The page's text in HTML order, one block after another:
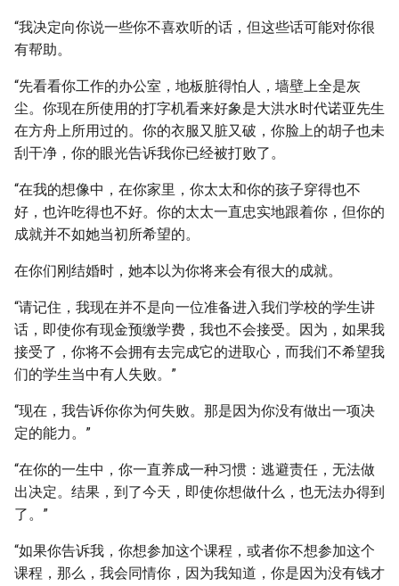
“我决定向你说一些你不喜欢听的话，但这些话可能对你很
有帮助。
“先看看你工作的办公室，地板脏得怕人，墙壁上全是灰
尘。你现在所使用的打字机看来好象是大洪水时代诺亚先生
在方舟上所用过的。你的衣服又脏又破，你脸上的胡子也未
刮干净，你的眼光告诉我你已经被打败了。
“在我的想像中，在你家里，你太太和你的孩子穿得也不
好，也许吃得也不好。你的太太一直忠实地跟着你，但你的
成就并不如她当初所希望的。
在你们刚结婚时，她本以为你将来会有很大的成就。
“请记住，我现在并不是向一位准备进入我们学校的学生讲
话，即使你有现金预缴学费，我也不会接受。因为，如果我
接受了，你将不会拥有去完成它的进取心，而我们不希望我
们的学生当中有人失败。”
“现在，我告诉你你为何失败。那是因为你没有做出一项决
定的能力。”
“在你的一生中，你一直养成一种习惯：逃避责任，无法做
出决定。结果，到了今天，即使你想做什么，也无法办得到
了。”
“如果你告诉我，你想参加这个课程，或者你不想参加这个
课程，那么，我会同情你，因为我知道，你是因为没有钱才